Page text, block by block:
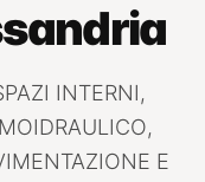
INTERNI,
E